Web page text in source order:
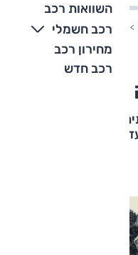
השוואות רכב
רכב חשמלי
מחירון רכב
רכב חדש
DS 4 2021 נחשפה רשמית
חדשה, חוזר לסגמנט